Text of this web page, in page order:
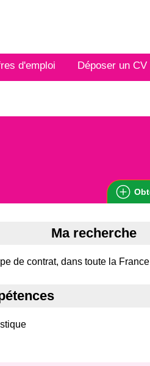
d'emploi Déposer un CV
Ma recherche
de contrat, dans toute la